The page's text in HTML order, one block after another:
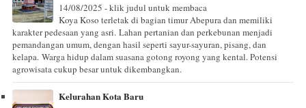
14/08/2025 - klik judul untuk membaca
Koya Koso terletak di bagian timur Abepura dan memiliki
karakter pedesaan yang asri. Lahan pertanian dan perkebunan menjadi
pemandangan umum, dengan hasil seperti sayur-sayuran, pisang, dan
kelapa. Warga hidup dalam suasana gotong royong yang kental. Potensi
agrowisata cukup besar untuk dikembangkan.
Kelurahan Kota Baru